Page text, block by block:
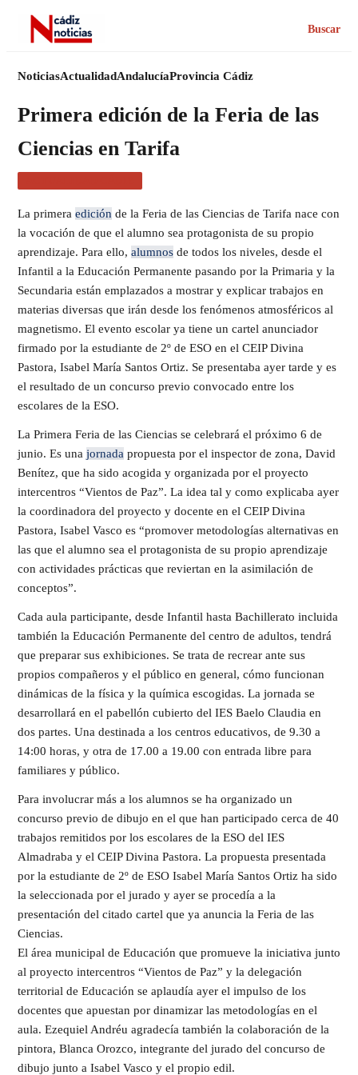
Buscar
NoticiasActualidadAndalucíaProvincia Cádiz
Primera edición de la Feria de las
Ciencias en Tarifa
La primera edición de la Feria de las Ciencias de Tarifa nace con
la vocación de que el alumno sea protagonista de su propio
aprendizaje. Para ello, alumnos de todos los niveles, desde el
Infantil a la Educación Permanente pasando por la Primaria y la
Secundaria están emplazados a mostrar y explicar trabajos en
materias diversas que irán desde los fenómenos atmosféricos al
magnetismo. El evento escolar ya tiene un cartel anunciador
firmado por la estudiante de 2º de ESO en el CEIP Divina
Pastora, Isabel María Santos Ortiz. Se presentaba ayer tarde y es
el resultado de un concurso previo convocado entre los
escolares de la ESO.
La Primera Feria de las Ciencias se celebrará el próximo 6 de
junio. Es una jornada propuesta por el inspector de zona, David
Benítez, que ha sido acogida y organizada por el proyecto
intercentros “Vientos de Paz”. La idea tal y como explicaba ayer
la coordinadora del proyecto y docente en el CEIP Divina
Pastora, Isabel Vasco es “promover metodologías alternativas en
las que el alumno sea el protagonista de su propio aprendizaje
con actividades prácticas que reviertan en la asimilación de
conceptos”.
Cada aula participante, desde Infantil hasta Bachillerato incluida
también la Educación Permanente del centro de adultos, tendrá
que preparar sus exhibiciones. Se trata de recrear ante sus
propios compañeros y el público en general, cómo funcionan
dinámicas de la física y la química escogidas. La jornada se
desarrollará en el pabellón cubierto del IES Baelo Claudia en
dos partes. Una destinada a los centros educativos, de 9.30 a
14:00 horas, y otra de 17.00 a 19.00 con entrada libre para
familiares y público.
Para involucrar más a los alumnos se ha organizado un
concurso previo de dibujo en el que han participado cerca de 40
trabajos remitidos por los escolares de la ESO del IES
Almadraba y el CEIP Divina Pastora. La propuesta presentada
por la estudiante de 2º de ESO Isabel María Santos Ortiz ha sido
la seleccionada por el jurado y ayer se procedía a la
presentación del citado cartel que ya anuncia la Feria de las
Ciencias.
El área municipal de Educación que promueve la iniciativa junto
al proyecto intercentros “Vientos de Paz” y la delegación
territorial de Educación se aplaudía ayer el impulso de los
docentes que apuestan por dinamizar las metodologías en el
aula. Ezequiel Andréu agradecía también la colaboración de la
pintora, Blanca Orozco, integrante del jurado del concurso de
dibujo junto a Isabel Vasco y el propio edil.